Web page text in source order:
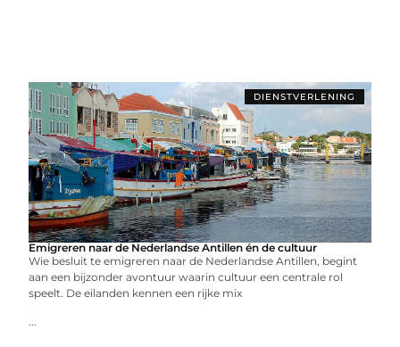
DIENSTVERLENING
Emigreren naar de Nederlandse Antillen én de cultuur
Wie besluit te emigreren naar de Nederlandse Antillen, begint
aan een bijzonder avontuur waarin cultuur een centrale rol
speelt. De eilanden kennen een rijke mix
...